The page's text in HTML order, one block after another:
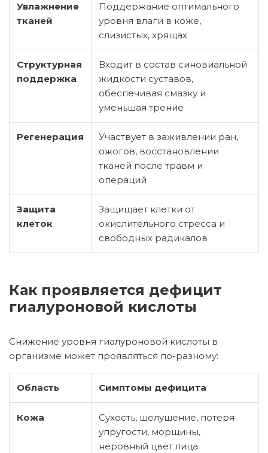
Увлажнение
тканей
Поддержание оптимального
уровня влаги в коже,
слизистых, хрящах
Структурная
поддержка
Входит в состав синовиальной
жидкости суставов,
обеспечивая смазку и
уменьшая трение
Регенерация
Участвует в заживлении ран,
ожогов, восстановлении
тканей после травм и
операций
Защита
клеток
Защищает клетки от
окислительного стресса и
свободных радикалов
Как проявляется дефицит
гиалуроновой кислоты
Снижение уровня гиалуроновой кислоты в
организме может проявляться по-разному:
Область Симптомы дефицита
Кожа
Сухость, шелушение, потеря
упругости, морщины,
неровный цвет лица